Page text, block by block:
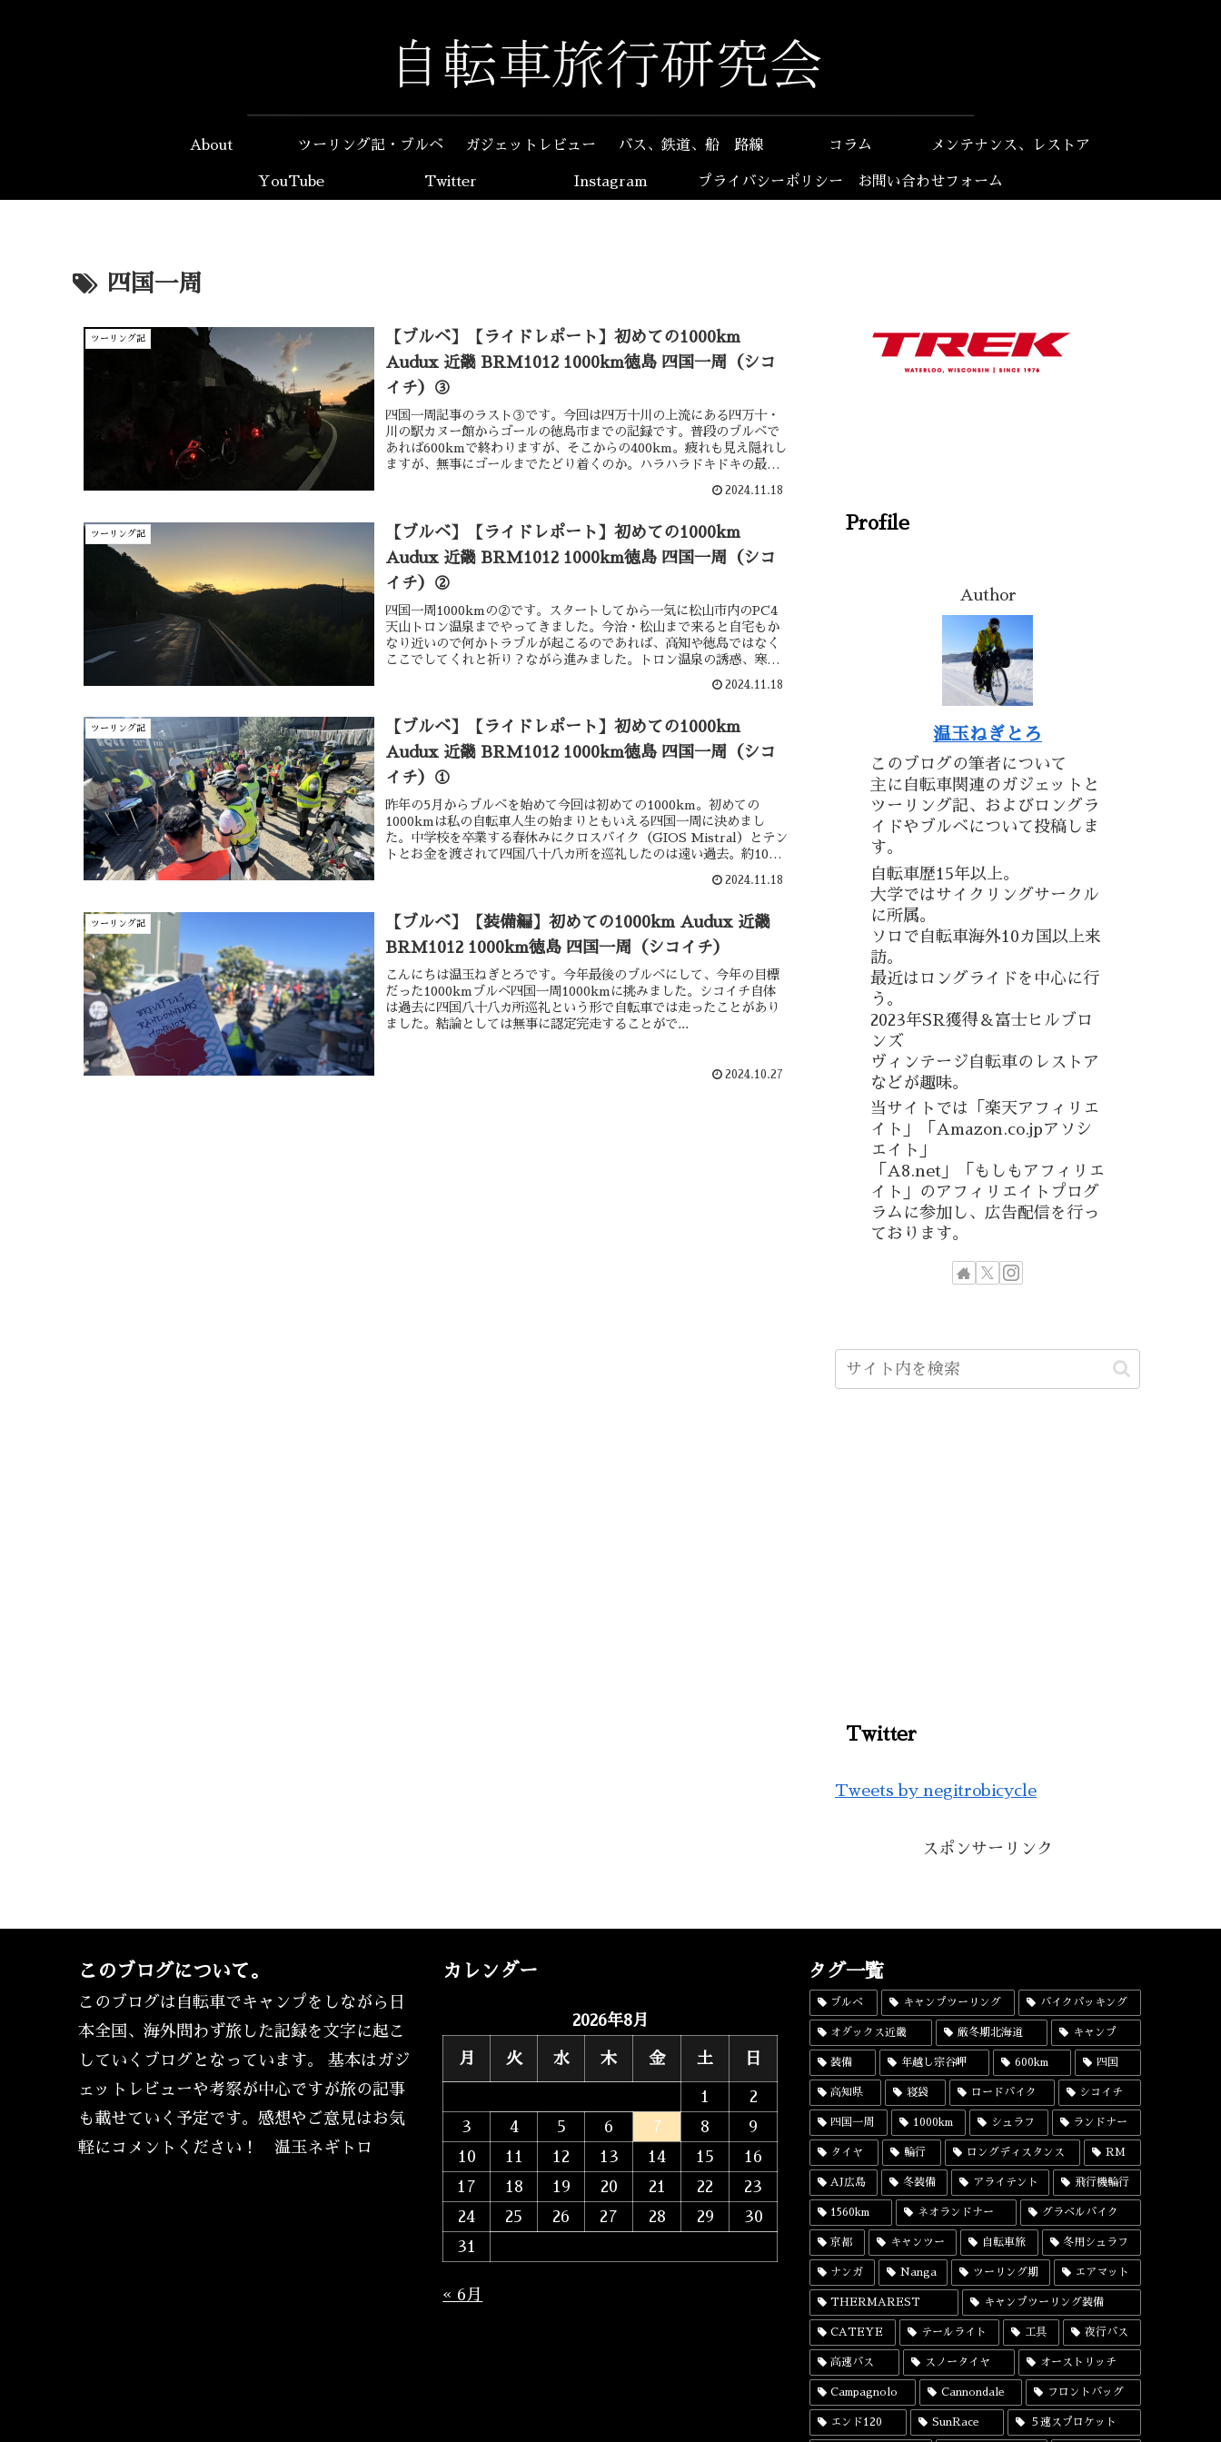
About ツーリング記・ブルベ ガジェットレビュー バス、鉄道、船 路線 コラム メンテナンス、レストア
YouTube Twitter Instagram プライバシーポリシー お問い合わせフォーム
四国一周
ツーリング記
【ブルベ】【ライドレポート】初めての1000km
Audux 近畿 BRM1012 1000km徳島 四国一周（シコ
イチ）③
四国一周記事のラスト③です。今回は四万十川の上流にある四万十・
川の駅カヌー館からゴールの徳島市までの記録です。普段のブルベで
あれば600kmで終わりますが、そこからの400km。疲れも見え隠れし
ますが、無事にゴールまでたどり着くのか。ハラハラドキドキの最終
2024.11.18
ツーリング記
【ブルベ】【ライドレポート】初めての1000km
Audux 近畿 BRM1012 1000km徳島 四国一周（シコ
イチ）②
四国一周1000kmの②です。スタートしてから一気に松山市内のPC4
天山トロン温泉までやってきました。今治・松山まで来ると自宅もか
なり近いので何かトラブルが起こるのであれば、高知や徳島ではなく
ここでしてくれと祈り？ながら進みました。トロン温泉の誘惑、寒さ
2024.11.18
ツーリング記
【ブルベ】【ライドレポート】初めての1000km
Audux 近畿 BRM1012 1000km徳島 四国一周（シコ
イチ）①
昨年の5月からブルベを始めて今回は初めての1000km。初めての
1000kmは私の自転車人生の始まりともいえる四国一周に決めまし
た。中学校を卒業する春休みにクロスバイク（GIOS Mistral）とテン
トとお金を渡されて四国八十八カ所を巡礼したのは遠い過去。約10年
2024.11.18
ツーリング記
【ブルベ】【装備編】初めての1000km Audux 近畿
BRM1012 1000km徳島 四国一周（シコイチ）
こんにちは温玉ねぎとろです。今年最後のブルベにして、今年の目標
だった1000kmブルベ四国一周1000kmに挑みました。シコイチ自体
は過去に四国八十八カ所巡礼という形で自転車では走ったことがあり
ました。結論としては無事に認定完走することがで...
2024.10.27
Profile
Author
温玉ねぎとろ
このブログの筆者について
主に自転車関連のガジェットと
ツーリング記、およびロングラ
イドやブルベについて投稿しま
す。
自転車歴15年以上。
大学ではサイクリングサークル
に所属。
ソロで自転車海外10カ国以上来
訪。
最近はロングライドを中心に行
う。
2023年SR獲得＆富士ヒルブロ
ンズ
ヴィンテージ自転車のレストア
などが趣味。
当サイトでは「楽天アフィリエ
イト」「Amazon.co.jpアソシ
エイト」
「A8.net」「もしもアフィリエ
イト」のアフィリエイトプログ
ラムに参加し、広告配信を行っ
ております。
Twitter
Tweets by negitrobicycle
スポンサーリンク
このブログについて。
このブログは自転車でキャンプをしながら日
本全国、海外問わず旅した記録を文字に起こ
していくブログとなっています。 基本はガジ
ェットレビューや考察が中心ですが旅の記事
も載せていく予定です。感想やご意見はお気
軽にコメントください！ 温玉ネギトロ
カレンダー
2026年8月
月 火 水 木 金 土 日
1
2
3
4 5 6 7 8
9
10
11 12 13 14 15
16
17
18 19 20 21 22
23
24
25 26 27 28 29
30
31
« 6月
タグ一覧
ブルベ キャンプツーリング バイクパッキング
オダックス近畿 厳冬期北海道 キャンプ
装備 年越し宗谷岬 600km 四国
高知県 寝袋 ロードバイク シコイチ
四国一周 1000km シュラフ ランドナー
タイヤ 輪行 ロングディスタンス RM
AJ広島 冬装備 アライテント 飛行機輪行
1560km ネオランドナー グラベルバイク
京都 キャンツー 自転車旅 冬用シュラフ
ナンガ Nanga ツーリング期 エアマット
THERMAREST キャンプツーリング装備
CATEYE テールライト 工具 夜行バス
高速バス スノータイヤ オーストリッチ
Campagnolo Cannondale フロントバッグ
エンド120 SunRace ５速スプロケット